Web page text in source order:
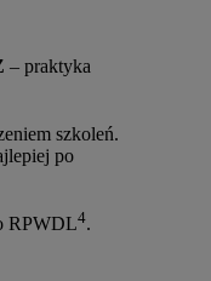
– praktyka
szkoleń.
po
RPWDL4.